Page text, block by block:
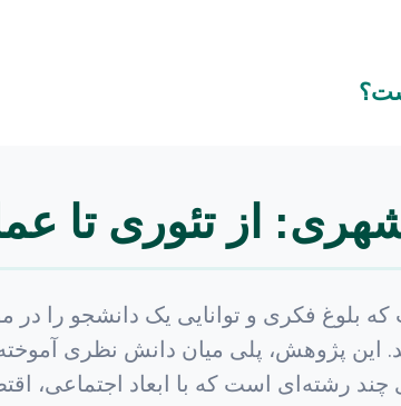
شهری: از تئوری تا
بلوغ فکری و توانایی یک دانشجو را در
این پژوهش، پلی میان دانش نظری
رشته‌ای است که با ابعاد اجتماعی،